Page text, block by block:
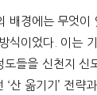
배경에는 무엇이
식이었다. 이는
들을 신천지 신
산 옮기기’ 전략